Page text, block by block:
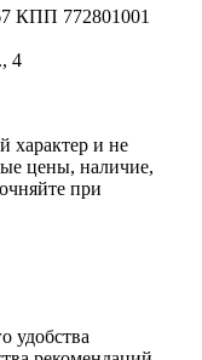
КПП 772801001
4
характер и не
цены, наличие,
при
удобства